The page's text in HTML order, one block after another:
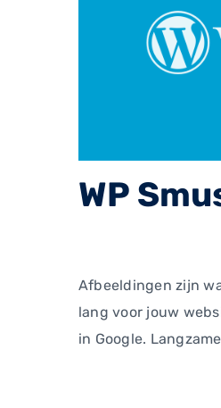
WP
Afbeeldingen zijn
lang voor jouw
in Google.